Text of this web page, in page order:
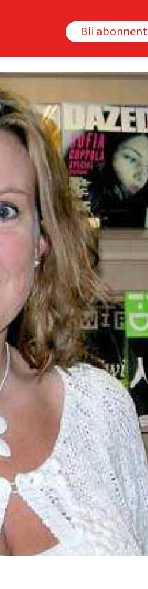
Bli abonnent